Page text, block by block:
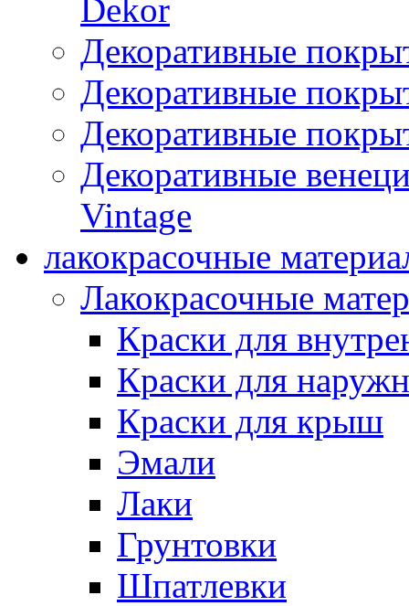
Dekor
Декоративные
Декоративные
Декоративные
Декоративные
Vintage
лакокрасочные
Лакокрасочные
Краски для
Краски для
Краски для крыш
Эмали
Лаки
Грунтовки
Шпатлевки